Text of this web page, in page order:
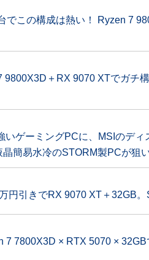
でこの構成は熱い！ Ryzen 7
9800X3D＋RX 9070 XTでガチ
いゲーミングPCに、MSIのデ
簡易水冷のSTORM製PCが狙い
円引きでRX 9070 XT＋32GB
7 7800X3D × RTX 5070 ×